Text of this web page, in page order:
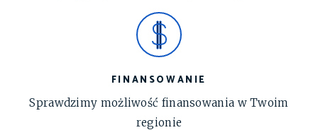
FINANSOWANIE
Sprawdzimy możliwość finansowania w Twoim
regionie